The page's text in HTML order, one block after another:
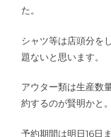
た。
シャツ等は店頭分を
題ないと思います。
アウター類は生産数
約するのが賢明かと。
予約期間は明日16日ま